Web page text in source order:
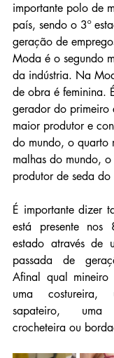
importante polo de
país, sendo o 3º
geração de
Moda é o segundo
da indústria. Na
de obra é feminina.
gerador do primeiro
maior produtor e
do mundo, o quarto
malhas do mundo,
produtor de seda do
É importante dizer
está presente
estado através de
passada de
Afinal qual
uma
sapateiro,
crocheteira ou